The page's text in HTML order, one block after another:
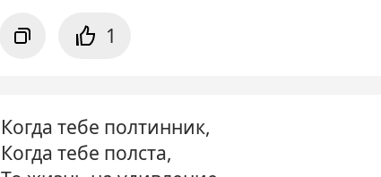
1
Когда тебе полтинник,
Когда тебе полста,